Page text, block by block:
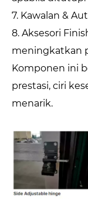
7. Kawalan &
8. Aksesori
meningkatkan
Komponen ini
prestasi, ciri
menarik.